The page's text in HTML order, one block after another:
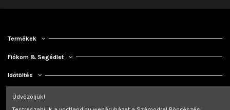
Termékek
Fiókom & Segédlet
Időtöltés
Kapcsolat
Üdvözöljük!